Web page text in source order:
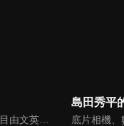
島田秀平